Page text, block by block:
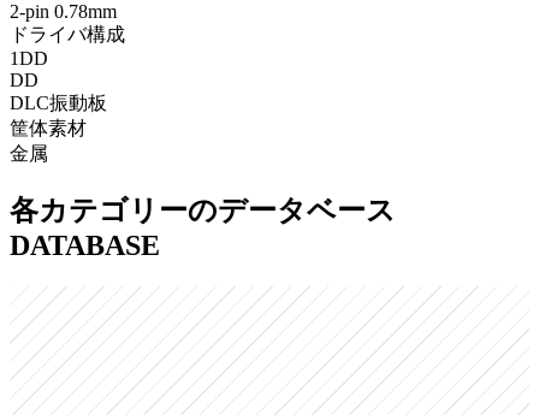
2-pin 0.78mm
ドライバ構成
1DD
DD
DLC振動板
筐体素材
金属
各カテゴリーのデータベース
DATABASE